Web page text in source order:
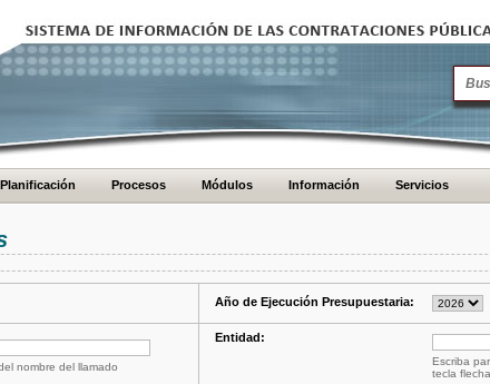
Planificación Procesos Módulos Información Servicios
Año de Ejecución Presupuestaria:
nombre del llamado
Entidad:
Escriba
tecla